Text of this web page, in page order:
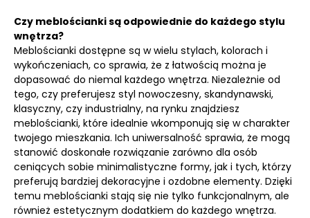
Czy meblościanki są odpowiednie do każdego stylu
wnętrza?
Meblościanki dostępne są w wielu stylach, kolorach i
wykończeniach, co sprawia, że z łatwością można je
dopasować do niemal każdego wnętrza. Niezależnie od
tego, czy preferujesz styl nowoczesny, skandynawski,
klasyczny, czy industrialny, na rynku znajdziesz
meblościanki, które idealnie wkomponują się w charakter
twojego mieszkania. Ich uniwersalność sprawia, że mogą
stanowić doskonałe rozwiązanie zarówno dla osób
ceniących sobie minimalistyczne formy, jak i tych, którzy
preferują bardziej dekoracyjne i ozdobne elementy. Dzięki
temu meblościanki stają się nie tylko funkcjonalnym, ale
również estetycznym dodatkiem do każdego wnętrza.